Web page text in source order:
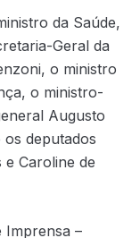
da Saúde,
Geral da
o ministro
o ministro-
Augusto
deputados
e Caroline de
Imprensa –